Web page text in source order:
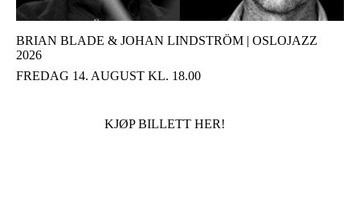
BRIAN BLADE & JOHAN LINDSTRÖM | OSLOJAZZ
2026
FREDAG 14. AUGUST KL. 18.00
KJØP BILLETT HER!